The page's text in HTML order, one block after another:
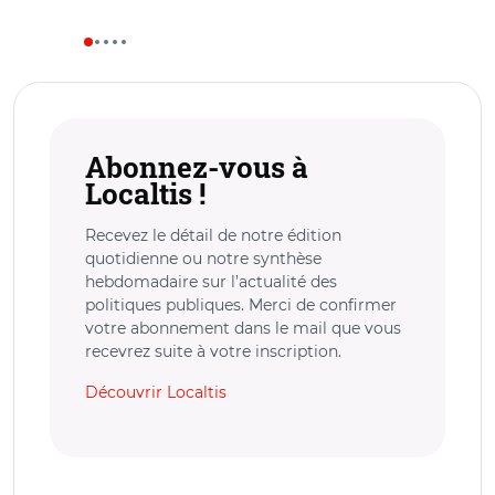
Abonnez-vous à
Localtis !
Recevez le détail de notre édition
quotidienne ou notre synthèse
hebdomadaire sur l’actualité des
politiques publiques. Merci de confirmer
votre abonnement dans le mail que vous
recevrez suite à votre inscription.
Découvrir Localtis